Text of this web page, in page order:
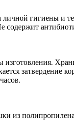
личной гигиены и
содержит
изготовления.
затвердение
из полипропилена